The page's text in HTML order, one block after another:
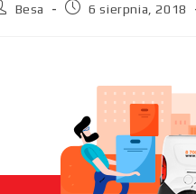
Besa 6 sierpnia, 2018